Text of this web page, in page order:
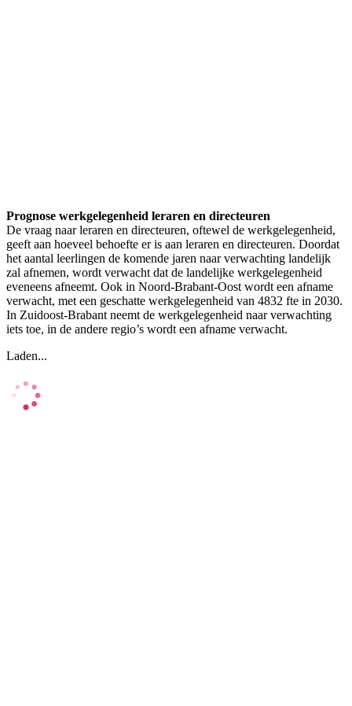
Prognose werkgelegenheid leraren en directeuren
De vraag naar leraren en directeuren, oftewel de werkgelegenheid,
geeft aan hoeveel behoefte er is aan leraren en directeuren. Doordat
het aantal leerlingen de komende jaren naar verwachting landelijk
zal afnemen, wordt verwacht dat de landelijke werkgelegenheid
eveneens afneemt. Ook in Noord-Brabant-Oost wordt een afname
verwacht, met een geschatte werkgelegenheid van 4832 fte in 2030.
In Zuidoost-Brabant neemt de werkgelegenheid naar verwachting
iets toe, in de andere regio’s wordt een afname verwacht.
Laden...